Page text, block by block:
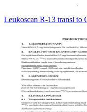
Leukoscan R-13 transl to